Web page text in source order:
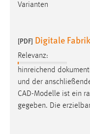
Varianten
[PDF] Digitale
Relevanz:
hinreichend
und der
CAD-Modelle ist ein
gegeben. Die